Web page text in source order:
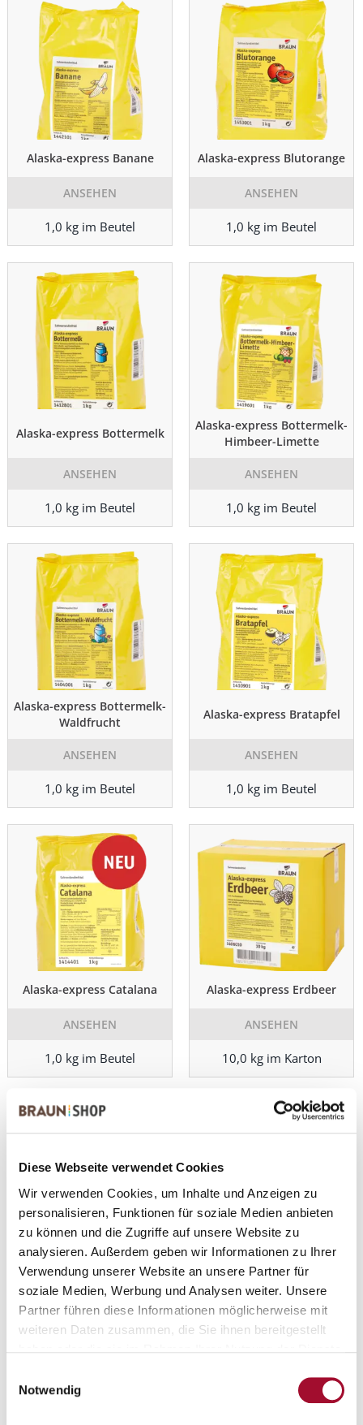
Diese Webseite verwendet Cookies
Wir verwenden Cookies, um Inhalte und Anzeigen zu
personalisieren, Funktionen für soziale Medien anbieten
zu können und die Zugriffe auf unsere Website zu
analysieren. Außerdem geben wir Informationen zu Ihrer
Verwendung unserer Website an unsere Partner für
soziale Medien, Werbung und Analysen weiter. Unsere
Partner führen diese Informationen möglicherweise mit
weiteren Daten zusammen, die Sie ihnen bereitgestellt
Notwendig
Alaska-express Banane
ANSEHEN
1,0 kg im Beutel
Alaska-express Blutorange
ANSEHEN
1,0 kg im Beutel
Alaska-express Bottermelk
ANSEHEN
1,0 kg im Beutel
Alaska-express Bottermelk-
Himbeer-Limette
ANSEHEN
1,0 kg im Beutel
Alaska-express Bottermelk-
Waldfrucht
ANSEHEN
1,0 kg im Beutel
Alaska-express Bratapfel
ANSEHEN
1,0 kg im Beutel
Alaska-express Catalana
ANSEHEN
1,0 kg im Beutel
Alaska-express Erdbeer
ANSEHEN
10,0 kg im Karton
Alaska-express Erdbeer
ANSEHEN
1,0 kg im Beutel
Alaska-express Himbeer
ANSEHEN
1,0 kg im Beutel